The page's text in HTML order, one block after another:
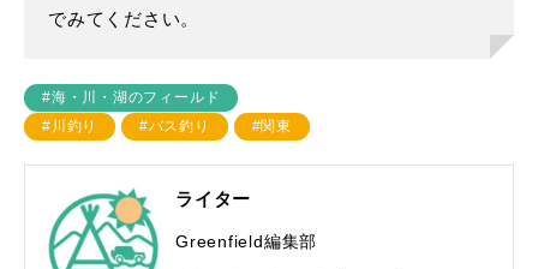
でみてください。
#海・川・湖のフィールド
#川釣り
#バス釣り #関東
ライター
Greenfield編集部